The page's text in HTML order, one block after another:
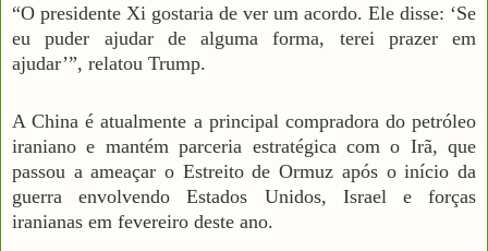
“O presidente Xi gostaria de ver um acordo. Ele disse: ‘Se
eu puder ajudar de alguma forma, terei prazer em
ajudar’”, relatou Trump.
A China é atualmente a principal compradora do petróleo
iraniano e mantém parceria estratégica com o Irã, que
passou a ameaçar o Estreito de Ormuz após o início da
guerra envolvendo Estados Unidos, Israel e forças
iranianas em fevereiro deste ano.